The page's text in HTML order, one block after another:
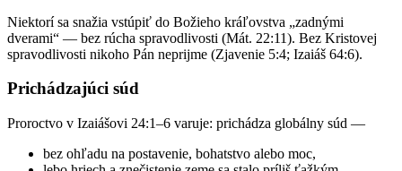
Niektorí sa snažia vstúpiť do Božieho kráľovstva „zadnými
dverami“ — bez rúcha spravodlivosti (Mát. 22:11). Bez Kristovej
spravodlivosti nikoho Pán neprijme (Zjavenie 5:4; Izaiáš 64:6).
Prichádzajúci súd
Proroctvo v Izaiášovi 24:1–6 varuje: prichádza globálny súd —
bez ohľadu na postavenie, bohatstvo alebo moc,